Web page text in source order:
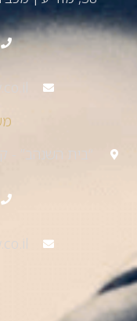
“בית השנהב” - קומה 5, רח’ בית הדפוס